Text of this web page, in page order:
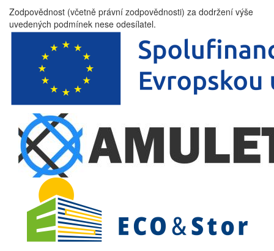
Zodpovědnost (včetně právní zodpovědnosti) za dodržení výše
uvedených podmínek nese odesílatel.